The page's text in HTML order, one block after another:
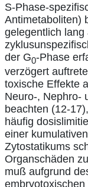
S-Phase-
Antimetaboliten)
gelegentlich
der G0-Phase
verzögert
toxische Effekte
Neuro-, Nephro-
beachten (12-
häufig
einer
Zytostatikums
Organschäden
muß aufgrund